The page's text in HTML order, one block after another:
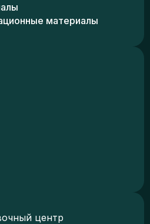
материалы
центр